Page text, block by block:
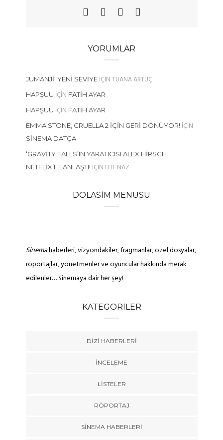
YORUMLAR
JUMANJI: YENI SEVIYEIÇINTUANA ARTUÇ
HAPŞUU IÇIN FATIH AYAR
HAPŞUU IÇIN FATIH AYAR
EMMA STONE, CRUELLA 2 İÇIN GERI DÖNÜYOR!IÇIN
SINEMA DATÇA
‘GRAVITY FALLS’IN YARATICISI ALEX HIRSCH
NETFLIX’LE ANLAŞTI!IÇIN ELIF NAZ
DOLASIM MENUSU
Sinemahaberleri, vizyondakiler, fragmanlar, özel dosyalar,
röportajlar, yönetmenler ve oyuncular hakkında merak
edilenler… Sinemaya dair her şey!
KATEGORILER
DIZI HABERLERI
İNCELEME
LISTELER
RÖPORTAJ
SINEMA HABERLERI